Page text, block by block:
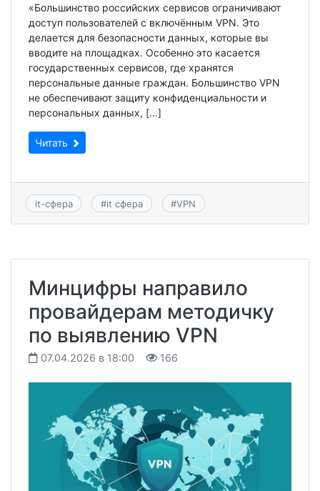
«Большинство российских сервисов ограничивают
доступ пользователей с включённым VPN. Это
делается для безопасности данных, которые вы
вводите на площадках. Особенно это касается
государственных сервисов, где хранятся
персональные данные граждан. Большинство VPN
не обеспечивают защиту конфиденциальности и
персональных данных, […]
Читать
it-сфера #it сфера #VPN
Минцифры направило
провайдерам методичку
по выявлению VPN
07.04.2026 в 18:00 166